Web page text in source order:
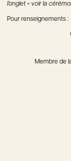
l’onglet « voir la
Pour renseignements :
Membre de